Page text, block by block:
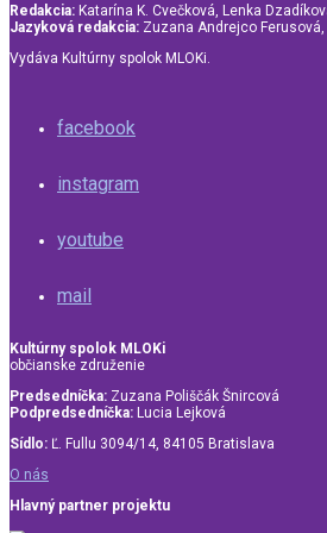
Redakcia: Katarína K. Cvečková, Lenka
Jazyková redakcia: Zuzana Andrejco
Vydáva Kultúrny spolok MLOKi.
facebook
instagram
youtube
mail
Kultúrny spolok MLOKi
občianske združenie
Predsedníčka: Zuzana Poliščák Šnircová
Podpredsedníčka: Lucia Lejková
Sídlo: Ľ. Fullu 3094/14, 84105 Bratislava
O nás
Hlavný partner projektu